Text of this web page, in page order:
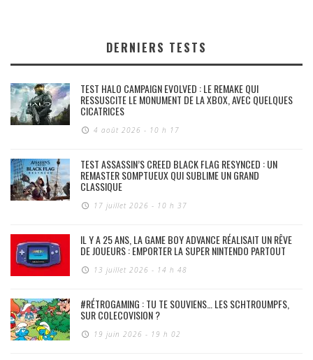
DERNIERS TESTS
TEST HALO CAMPAIGN EVOLVED : LE REMAKE QUI
RESSUSCITE LE MONUMENT DE LA XBOX, AVEC QUELQUES
CICATRICES
4 août 2026 - 10 h 17
TEST ASSASSIN’S CREED BLACK FLAG RESYNCED : UN
REMASTER SOMPTUEUX QUI SUBLIME UN GRAND
CLASSIQUE
17 juillet 2026 - 10 h 37
IL Y A 25 ANS, LA GAME BOY ADVANCE RÉALISAIT UN RÊVE
DE JOUEURS : EMPORTER LA SUPER NINTENDO PARTOUT
13 juillet 2026 - 14 h 48
#RÉTROGAMING : TU TE SOUVIENS… LES SCHTROUMPFS,
SUR COLECOVISION ?
19 juin 2026 - 19 h 02